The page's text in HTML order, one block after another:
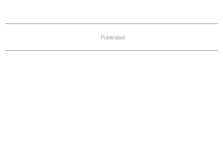
Publicidad